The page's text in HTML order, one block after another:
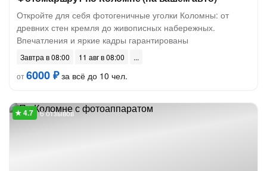
Откройте для себя фотогеничные уголки Коломны: от
древних стен кремля до живописных набережных.
Впечатления и яркие кадры гарантированы
Завтра в 08:00
11 авг в 08:00
от6000 ₽за всё до 10 чел.
6 отзывов